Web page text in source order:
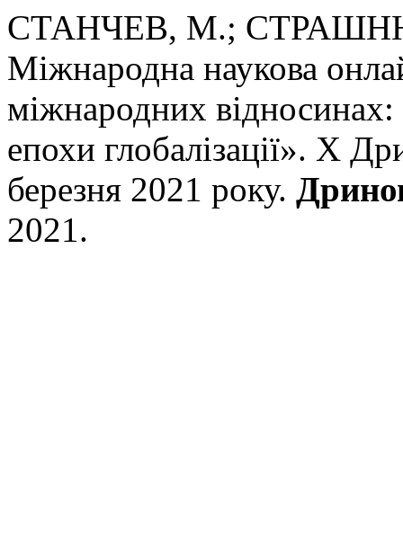
СТАНЧЕВ, М.;
Міжнародна наукова
міжнародних відносинах:
епохи глобалізації». X
березня 2021 року.
2021.